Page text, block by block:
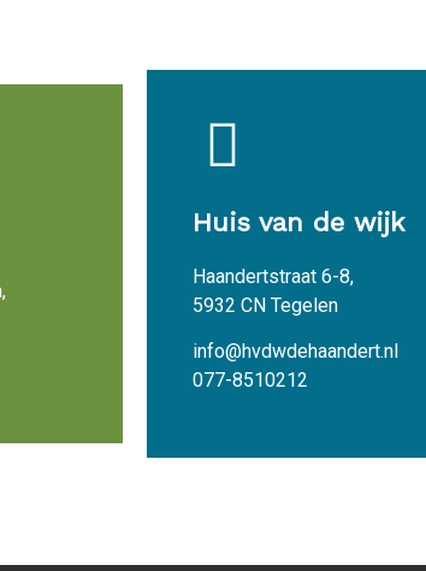
Huis van de wijk
Haandertstraat 6-8,
5932 CN Tegelen
info@hvdwdehaandert.nl
077-8510212